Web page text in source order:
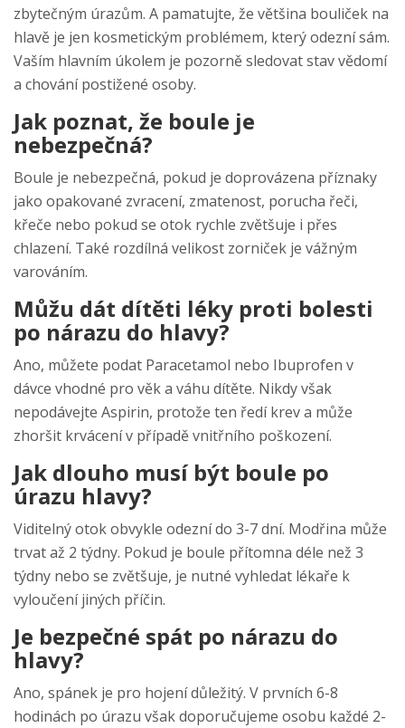
zbytečným úrazům. A pamatujte, že většina bouliček na
hlavě je jen kosmetickým problémem, který odezní sám.
Vaším hlavním úkolem je pozorně sledovat stav vědomí
a chování postižené osoby.
Jak poznat, že boule je
nebezpečná?
Boule je nebezpečná, pokud je doprovázena příznaky
jako opakované zvracení, zmatenost, porucha řeči,
křeče nebo pokud se otok rychle zvětšuje i přes
chlazení. Také rozdílná velikost zorniček je vážným
varováním.
Můžu dát dítěti léky proti bolesti
po nárazu do hlavy?
Ano, můžete podat Paracetamol nebo Ibuprofen v
dávce vhodné pro věk a váhu dítěte. Nikdy však
nepodávejte Aspirin, protože ten ředí krev a může
zhoršit krvácení v případě vnitřního poškození.
Jak dlouho musí být boule po
úrazu hlavy?
Viditelný otok obvykle odezní do 3-7 dní. Modřina může
trvat až 2 týdny. Pokud je boule přítomna déle než 3
týdny nebo se zvětšuje, je nutné vyhledat lékaře k
vyloučení jiných příčin.
Je bezpečné spát po nárazu do
hlavy?
Ano, spánek je pro hojení důležitý. V prvních 6-8
hodinách po úrazu však doporučujeme osobu každé 2-